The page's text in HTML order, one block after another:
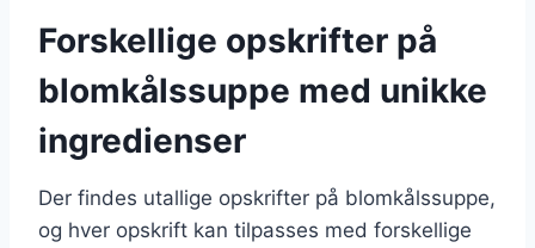
Forskellige opskrifter på
blomkålssuppe med unikke
ingredienser
Der findes utallige opskrifter på blomkålssuppe,
og hver opskrift kan tilpasses med forskellige